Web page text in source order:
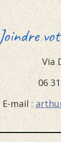
Joindre
Via
06
E-mail :